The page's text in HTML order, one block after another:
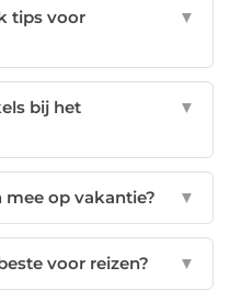
tips voor
▼
bij het
▼
op vakantie? ▼
voor reizen? ▼